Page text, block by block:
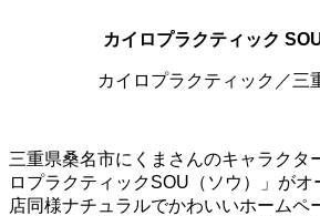
カイロプラクティック
カイロプラクティック／三
三重県桑名市にくまさんのキャラクタ
ロプラクティックSOU（ソウ）」が
店同様ナチュラルでかわいいホームペ